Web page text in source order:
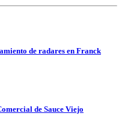
de radares en Franck
de Sauce Viejo